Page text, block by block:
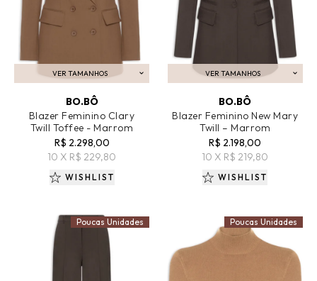
VER TAMANHOS
ADICIONAR AO CARRINHO
BO.BÔ
Blazer Feminino Clary
Twill Toffee - Marrom
R$ 2.298,00
10 X R$ 229,80
WISHLIST
VER TAMANHOS
ADICIONAR AO CARRINHO
BO.BÔ
Blazer Feminino New Mary
Twill – Marrom
R$ 2.198,00
10 X R$ 219,80
WISHLIST
Poucas Unidades Poucas Unidades